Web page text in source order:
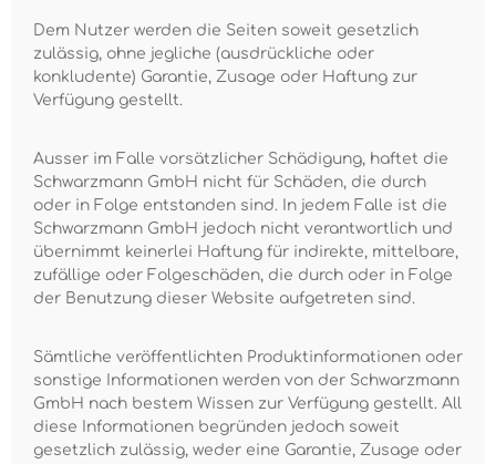
Dem Nutzer werden die Seiten soweit gesetzlich
zulässig, ohne jegliche (ausdrückliche oder
konkludente) Garantie, Zusage oder Haftung zur
Verfügung gestellt.
Ausser im Falle vorsätzlicher Schädigung, haftet die
Schwarzmann GmbH nicht für Schäden, die durch
oder in Folge entstanden sind. In jedem Falle ist die
Schwarzmann GmbH jedoch nicht verantwortlich und
übernimmt keinerlei Haftung für indirekte, mittelbare,
zufällige oder Folgeschäden, die durch oder in Folge
der Benutzung dieser Website aufgetreten sind.
Sämtliche veröffentlichten Produktinformationen oder
sonstige Informationen werden von der Schwarzmann
GmbH nach bestem Wissen zur Verfügung gestellt. All
diese Informationen begründen jedoch soweit
gesetzlich zulässig, weder eine Garantie, Zusage oder